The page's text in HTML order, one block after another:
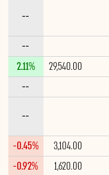
--
--
29,540.00
2.11%
--
--
3,104.00
-0.45%
1,620.00
-0.92%